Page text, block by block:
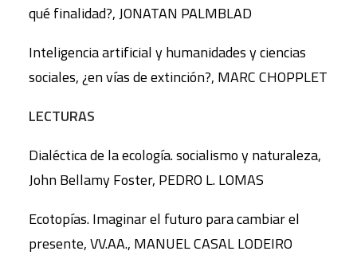
qué finalidad?, JONATAN PALMBLAD
Inteligencia artificial y humanidades y ciencias
sociales, ¿en vías de extinción?, MARC CHOPPLET
LECTURAS
Dialéctica de la ecología. socialismo y naturaleza,
John Bellamy Foster, PEDRO L. LOMAS
Ecotopías. Imaginar el futuro para cambiar el
presente, VV.AA., MANUEL CASAL LODEIRO